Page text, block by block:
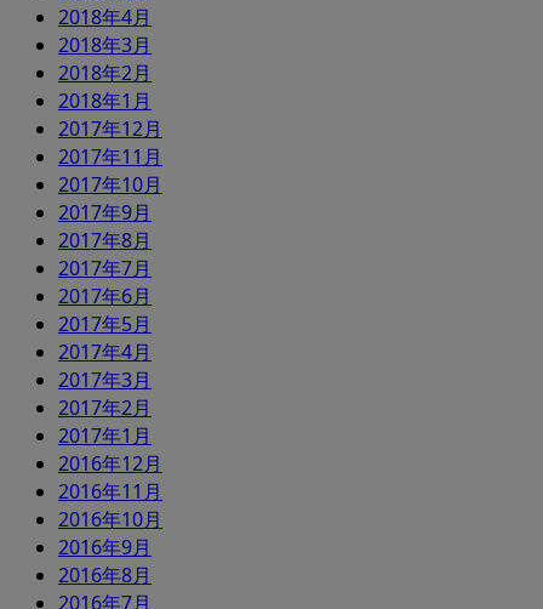
2018年4月
2018年3月
2018年2月
2018年1月
2017年12月
2017年11月
2017年10月
2017年9月
2017年8月
2017年7月
2017年6月
2017年5月
2017年4月
2017年3月
2017年2月
2017年1月
2016年12月
2016年11月
2016年10月
2016年9月
2016年8月
2016年7月